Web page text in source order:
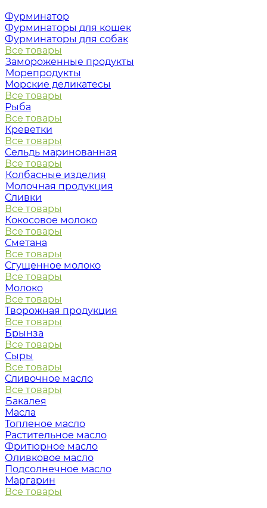
Фурминатор
Фурминаторы для кошек
Фурминаторы для собак
Все товары
Замороженные продукты
Морепродукты
Морские деликатесы
Все товары
Рыба
Все товары
Креветки
Все товары
Сельдь маринованная
Все товары
Колбасные изделия
Молочная продукция
Сливки
Все товары
Кокосовое молоко
Все товары
Сметана
Все товары
Сгущенное молоко
Все товары
Молоко
Все товары
Творожная продукция
Все товары
Брынза
Все товары
Сыры
Все товары
Сливочное масло
Все товары
Бакалея
Масла
Топленое масло
Растительное масло
Фритюрное масло
Оливковое масло
Подсолнечное масло
Маргарин
Все товары